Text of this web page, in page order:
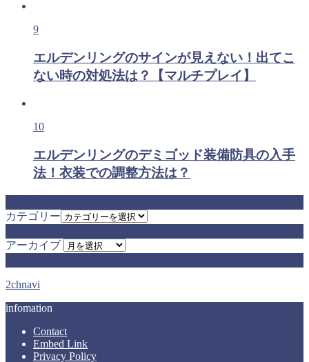
9
エルデンリングのサインが見えない！出てこ
ない時の対処法は？【マルチプレイ】
10
エルデンリングのデミゴッド装備防具の入手
法！衣装での調整方法は？
カテゴリー
アーカイブ
2chnavi
infomation
Contact
Embed Link
Privacy Policy